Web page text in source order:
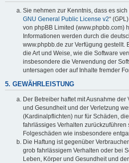
Sie nehmen zur Kenntnis, dass es
GNU General Public License v2“
von phpBB Limited (www.phpbb.com)
Informationen werden durch die
www.phpbb.de zur Verfügung gestellt.
die Art und Weise, wie die Software
insbesondere die Verwendung der
untersagen oder auf Inhalte fremder
5. GEWÄHRLEISTUNG
Der Betreiber haftet mit Ausnahme
und Gesundheit und der Verletzung
(Kardinalpflichten) nur für Schäden,
fahrlässiges Verhalten
Folgeschäden wie insbesondere
Die Haftung ist gegenüber
grob fahrlässigem Verhalten oder bei
Leben, Körper und Gesundheit und